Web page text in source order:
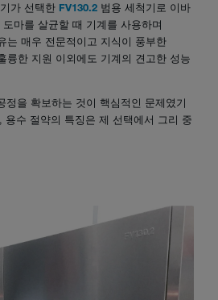
가 선택한 FV130.2 범용 세척기로 이바
마를 살균할 때 기계를 사용하며
는 매우 전문적이고 지식이 풍부한
륭한 지원 이외에도 기계의 견고한 성능
정을 확보하는 것이 핵심적인 문제였기
용수 절약의 특징은 제 선택에서 그리 중